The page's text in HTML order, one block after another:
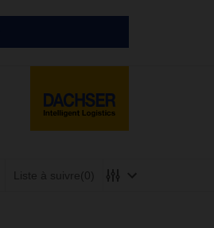
Liste à suivre(0)